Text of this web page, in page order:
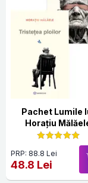
Pachet Lumile
Horațiu
PRP: 88.8 Lei
48.8 Lei